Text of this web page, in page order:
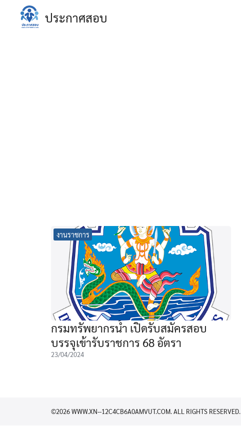
ประกาศสอบ
งานราชการ
กรมทรัพยากรน้ำ เปิดรับสมัครสอบ
บรรจุเข้ารับราชการ 68 อัตรา
23/04/2024
©2026 WWW.XN--12C4CB6A0AMVUT.COM. ALL RIGHTS RESERVED.